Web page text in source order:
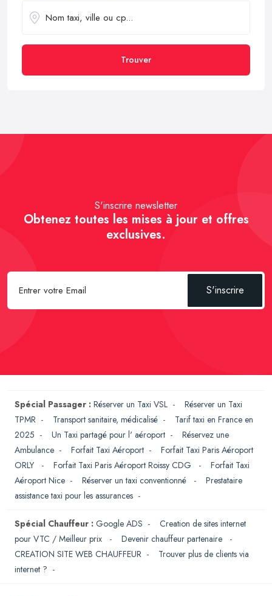
Trouver
S'inscrire newsletter
Obtenez toutes les mises à jour et offres
exclusives.
S'inscrire
Spécial Passager : Réserver un Taxi VSL - Réserver un Taxi
TPMR - Transport sanitaire, médicalisé - Tarif taxi en France en
2025 - Un Taxi partagé pour l' aéroport - Réservez une
Ambulance - Forfait Taxi Aéroport - Forfait Taxi Paris Aéroport
ORLY
- Forfait Taxi Paris Aéroport Roissy CDG - Forfait Taxi
Aéroport Nice - Réserver un taxi conventionné - Prestataire
assistance taxi pour les assurances -
Spécial Chauffeur : Google ADS - Creation de sites internet
pour VTC / Meilleur prix
- Devenir chauffeur partenaire
-
CREATION SITE WEB CHAUFFEUR - Trouver plus de clients via
internet ? -